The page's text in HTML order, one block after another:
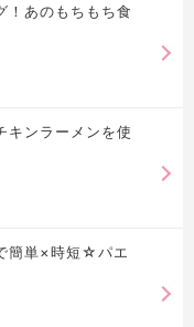
！あのもちもち食
キンラーメンを使
簡単×時短☆パエ